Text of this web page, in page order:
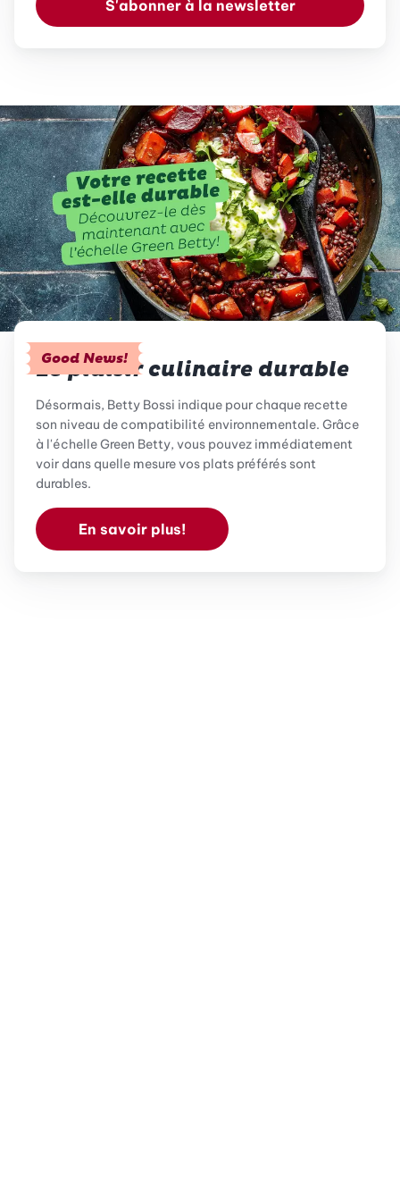
S'abonner à la newsletter
Good News!
Le plaisir culinaire durable
Désormais, Betty Bossi indique pour chaque recette
son niveau de compatibilité environnementale. Grâce
à l'échelle Green Betty, vous pouvez immédiatement
voir dans quelle mesure vos plats préférés sont
durables.
En savoir plus!